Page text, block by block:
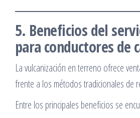
5. Beneficios del
para conductores de
La vulcanización en terreno ofrece
frente a los métodos tradicionales de
Entre los principales beneficios se